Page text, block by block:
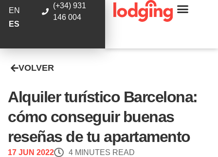
EN
ES
(+34) 931
146 004
VOLVER
Alquiler turístico Barcelona:
cómo conseguir buenas
reseñas de tu apartamento
17 JUN 2022 4 MINUTES READ